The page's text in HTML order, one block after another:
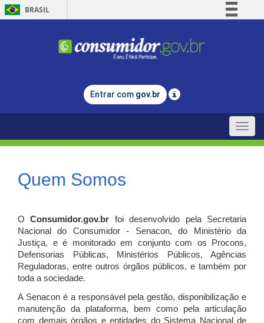
BRASIL
Comunica BR
Legislação
Entrar com gov.br
Toggle
Quem Somos
OConsumidor.gov.br
foi desenvolvido pela Secretaria
Nacional do Consumidor - Senacon, do Ministério da
Justiça, e é monitorado em conjunto com os Procons,
Defensorias Públicas, Ministérios Públicos, Agências
Reguladoras, entre outros órgãos públicos, e também por
toda a sociedade.
A Senacon é a responsável pela gestão, disponibilização e
manutenção da plataforma, bem como pela articulação
com demais órgãos e entidades do Sistema Nacional de